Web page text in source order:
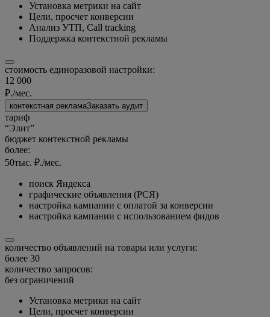
Установка метрики на сайт
Цели, просчет конверсии
Анализ УТП, Call tracking
Поддержка контекстной рекламы
стоимость единоразовой настройки:
12 000
₽./мес.
контекстная рекламаЗаказать аудит
тариф
“Элит”
бюджет контекстной рекламы
более:
50тыс. ₽./мес.
поиск Яндекса
графические объявления (РСЯ)
настройка кампании с оплатой за конверсии
настройка кампании с использованием фидов
количество объявлений на товары или услуги:
более 30
количество запросов:
без ограничений
Установка метрики на сайт
Цели, просчет конверсии